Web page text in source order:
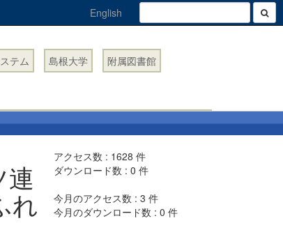
English
テム 島根大学 附属図書館
れ
アクセス数 : 1628 件
ダウンロード数 :0 件
今月のアクセス数 :3 件
今月のダウンロード数 :0 件